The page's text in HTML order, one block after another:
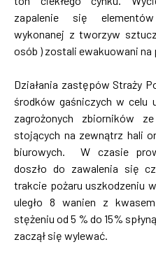
zapalenie się
wykonanej z tworzyw
osób ) zostali ewakuowani na
Działania zastępów Straży
środków gaśniczych w celu
zagrożonych zbiorników
stojących na zewnątrz hali
biurowych. W czasie
doszło do zawalenia się
trakcie pożaru uszkodzeniu
uległo 8 wanien z
stężeniu od 5 % do 15%
zaczął się wylewać.